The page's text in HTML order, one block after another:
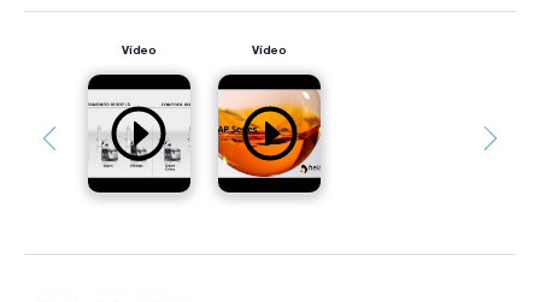
Vídeo Vídeo